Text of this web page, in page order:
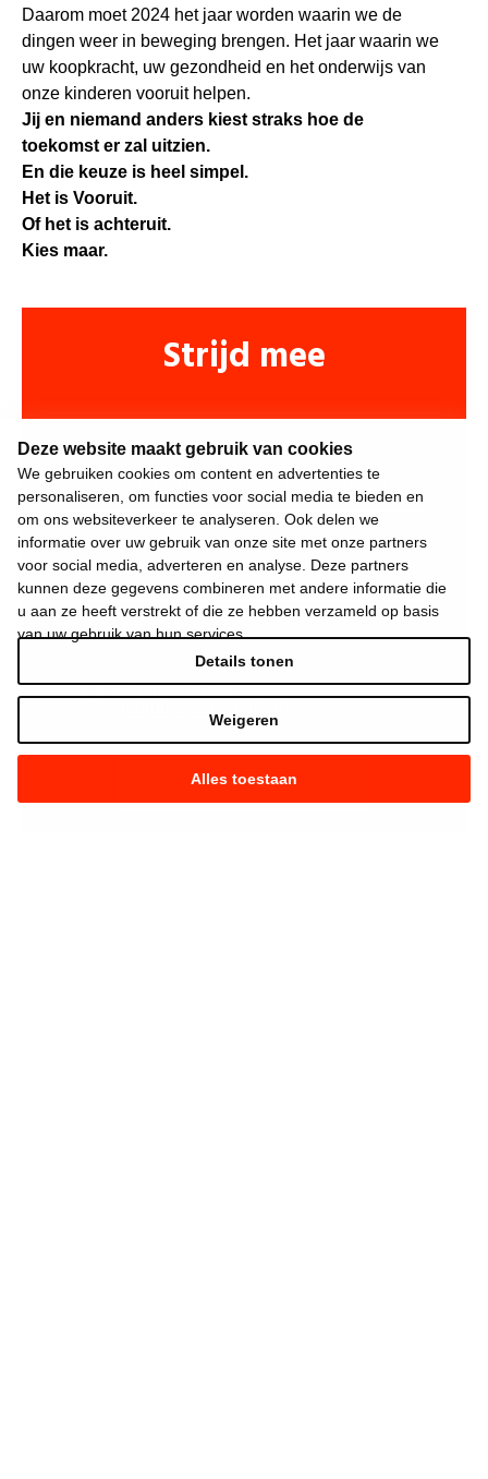
Deze website maakt gebruik van cookies
We gebruiken cookies om content en advertenties te
personaliseren, om functies voor social media te bieden en
om ons websiteverkeer te analyseren. Ook delen we
informatie over uw gebruik van onze site met onze partners
voor social media, adverteren en analyse. Deze partners
kunnen deze gegevens combineren met andere informatie die
u aan ze heeft verstrekt of die ze hebben verzameld op basis
van uw gebruik van hun services.
Alles toestaan
Weigeren
Details tonen
Daarom moet 2024 het jaar worden waarin we de
dingen weer in beweging brengen. Het jaar waarin we
uw koopkracht, uw gezondheid en het onderwijs van
onze kinderen vooruit helpen.
Jij en niemand anders kiest straks hoe de
toekomst er zal uitzien.
En die keuze is heel simpel.
Het is Vooruit.
Of het is achteruit.
Kies maar.
Strijd mee
Ik aanvaard de